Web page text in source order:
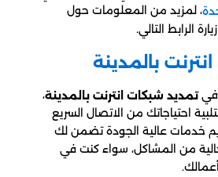
، لمزيد من المعلومات حول
الرابط التالي.
بالمدينة
فيتمديد شبكات انترنت بالمدينة،
احتياجاتك من الاتصال السريع
خدمات عالية الجودة تضمن لك
من المشاكل، سواء كنت في